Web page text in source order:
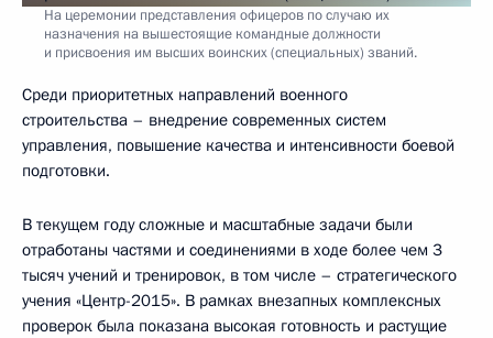
На церемонии представления офицеров по случаю их
назначения на вышестоящие командные должности
и присвоения им высших воинских (специальных) званий.
Среди приоритетных направлений военного
строительства – внедрение современных систем
управления, повышение качества и интенсивности боевой
подготовки.
В текущем году сложные и масштабные задачи были
отработаны частями и соединениями в ходе более чем 3
тысяч учений и тренировок, в том числе – стратегического
учения «Центр-2015». В рамках внезапных комплексных
проверок была показана высокая готовность и растущие